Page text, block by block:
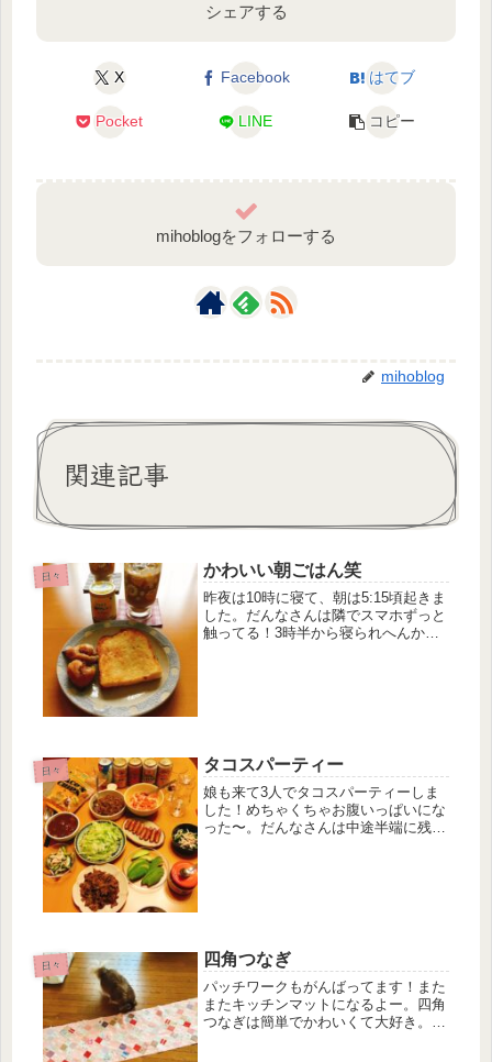
シェアする
X Facebook はてブ
Pocket LINE コピー
mihoblogをフォローする
mihoblog
関連記事
日々 かわいい朝ごはん笑
昨夜は10時に寝て、朝は5:15頃起きま
した。だんなさんは隣でスマホずっと
触ってる！3時半から寝られへんかっ
日々 タコスパーティー
娘も来て3人でタコスパーティーしま
した！めちゃくちゃお腹いっぱいにな
った〜。だんなさんは中途半端に残っ
日々 四角つなぎ
パッチワークもがんばってます！また
またキッチンマットになるよー。四角
つなぎは簡単でかわいくて大好き。前